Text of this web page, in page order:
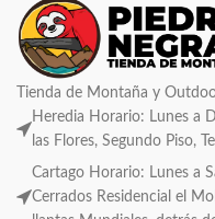
Tienda de Montaña y
Heredia Horario: Lunes a
las Flores, Segundo Piso,
Cartago Horario: Lunes a
Cerrados Residencial el